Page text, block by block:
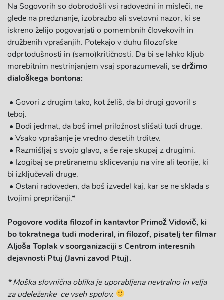
Na Sogovorih so dobrodošli vsi radovedni in misleči, ne
glede na predznanje, izobrazbo ali svetovni nazor, ki se
iskreno želijo pogovarjati o pomembnih človekovih in
družbenih vprašanjih. Potekajo v duhu filozofske
odprtodušnosti in (samo)kritičnosti. Da bi se lahko kljub
morebitnim nestrinjanjem vsaj sporazumevali, sedržimo
dialoškega bontona:
• Govori z drugim tako, kot želiš, da bi drugi govoril s
teboj.
• Bodi jedrnat, da boš imel priložnost slišati tudi druge.
• Vsako vprašanje je vredno desetih trditev.
• Razmišljaj s svojo glavo, a še raje skupaj z drugimi.
• Izogibaj se pretiranemu sklicevanju na vire ali teorije, ki
bi izključevali druge.
• Ostani radoveden, da boš izvedel kaj, kar se ne sklada s
tvojimi prepričanji.*
Pogovore vodita filozof in kantavtor Primož Vidovič, ki
bo tokratnega tudi moderiral, in filozof, pisatelj ter filmar
Aljoša Toplak v soorganizaciji s Centrom interesnih
dejavnosti Ptuj (Javni zavod Ptuj).
* Moška slovnična oblika je uporabljena nevtralno in velja
za udeleženke_ce vseh spolov.